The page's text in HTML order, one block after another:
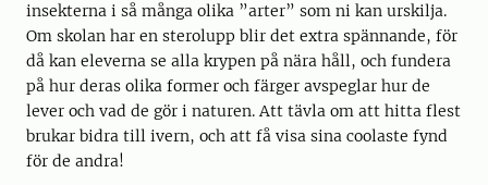
insekterna i så många olika ”arter” som ni kan urskilja.
Om skolan har en sterolupp blir det extra spännande, för
då kan eleverna se alla krypen på nära håll, och fundera
på hur deras olika former och färger avspeglar hur de
lever och vad de gör i naturen. Att tävla om att hitta flest
brukar bidra till ivern, och att få visa sina coolaste fynd
för de andra!